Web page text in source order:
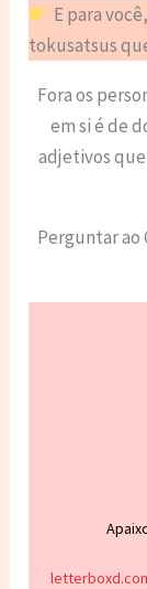
E para
tokusatsus
Fora os
em si é de
adjetivos
Perguntar ao